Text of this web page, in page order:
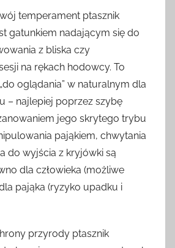
temperament ptasznik
gatunkiem nadającym się do
z bliska czy
na rękach hodowcy. To
oglądania” w naturalnym dla
– najlepiej poprzez szybę
jego skrytego trybu
pająkiem, chwytania
do wyjścia z kryjówki są
dla człowieka (możliwe
pająka (ryzyko upadku i
przyrody ptasznik